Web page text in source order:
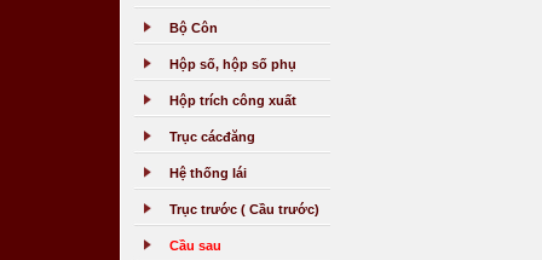
Bộ Côn
Hộp số, hộp số phụ
Hộp trích công xuất
Trục cácđăng
Hệ thống lái
Trục trước ( Cầu trước)
Cầu sau